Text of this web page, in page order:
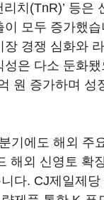
리치(TnR)’ 등은
이 모두 증가했
경쟁 심화와
성은 다소 둔화
원 증가하며 성
기에도 해외 주
해외 신영토 확
다. CJ제일제